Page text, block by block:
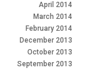
April 2014
March 2014
February 2014
December 2013
October 2013
September 2013